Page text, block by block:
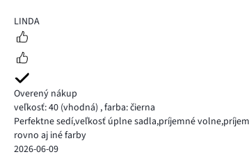
5LINDA
Overený nákup
veľkosť: 40 (vhodná) ,farba: čierna
Perfektne sedí,veľkosť úplne sadla,príjemné
rovno aj iné farby
2026-06-09